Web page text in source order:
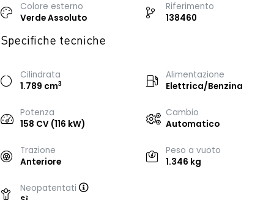
Colore esterno
Verde Assoluto
Riferimento
138460
Specifiche tecniche
Cilindrata
1.789 cm3
Alimentazione
Elettrica/Benzina
Potenza
158 CV (116 kW)
Cambio
Automatico
Trazione
Anteriore
Peso a vuoto
1.346 kg
Neopatentati